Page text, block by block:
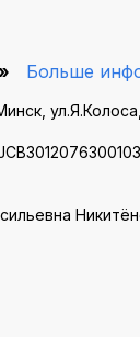
Больше